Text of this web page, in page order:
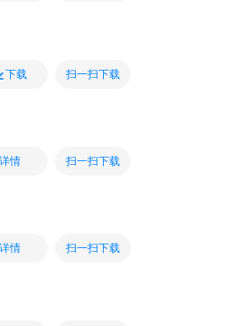
下载 扫一扫下载
详情 扫一扫下载
详情 扫一扫下载